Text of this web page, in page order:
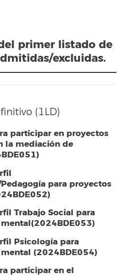
primer listado de
excluidas.
(1LD)
participar en proyectos
la mediación de
para proyectos
Trabajo Social para
Psicología para
(2024BDE054)
participar en el